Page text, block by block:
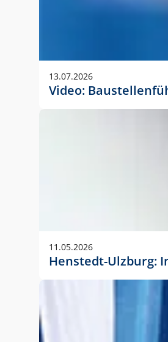
13.07.2026
Video:
11.05.2026
Henstedt-Ulzburg: